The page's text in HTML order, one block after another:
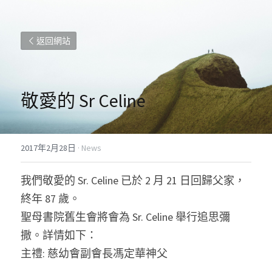
返回網站
敬愛的 Sr Celine
2017年2月28日 · News
我們敬愛的 Sr. Celine 已於 2 月 21 日回歸父家，
終年 87 歲。
聖母書院舊生會將會為 Sr. Celine 舉行追思彌
撒。詳情如下：
主禮: 慈幼會副會長馮定華神父